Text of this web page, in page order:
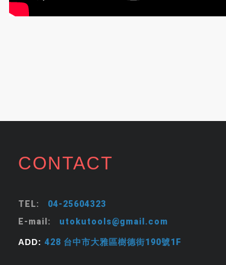
CONTACT
TEL:
04-25604323
E-mail:
utokutools@gmail.com
ADD: 428 台中市大雅區樹德街190號1F